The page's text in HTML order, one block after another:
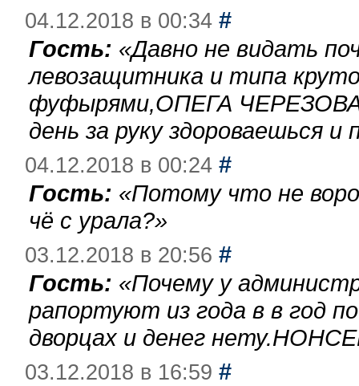
04.12.2018 в 00:34 #
Гость: «Давно не видать
левозащитника и типа
фуфырями,ОПЕГА
день за руку здороваешься
04.12.2018 в 00:24 #
Гость: «Потому что не
чё с урала?»
03.12.2018 в 20:56 #
Гость: «Почему у
рапортуют из года в в год
дворцах и денег
03.12.2018 в 16:59 #